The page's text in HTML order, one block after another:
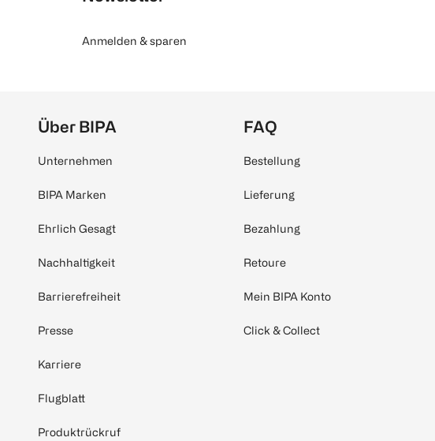
Anmelden & sparen
Über BIPA
Unternehmen
BIPA Marken
Ehrlich Gesagt
Nachhaltigkeit
Barrierefreiheit
Presse
Karriere
Flugblatt
Produktrückruf
FAQ
Bestellung
Lieferung
Bezahlung
Retoure
Mein BIPA Konto
Click & Collect